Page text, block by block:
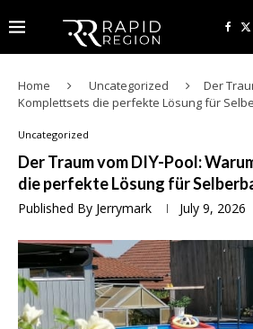
Home Uncategorized
Der
Komplettsets die perfekte Lösung für
Uncategorized
Der Traum vom DIY-Pool:
die perfekte Lösung für
Published By Jerrymark July 9, 2026